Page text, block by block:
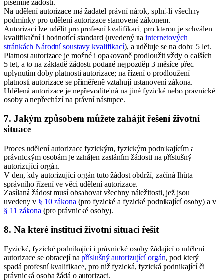
písemné žádosti.
Na udělení autorizace má žadatel právní nárok, splní-li všechny
podmínky pro udělení autorizace stanovené zákonem.
Autorizaci lze udělit pro profesní kvalifikaci, pro kterou je schválen
kvalifikační i hodnotící standard (uvedený na internetových
stránkách Národní soustavy kvalifikací), a uděluje se na dobu 5 let.
Platnost autorizace je možné i opakovaně prodloužit vždy o dalších
5 let, a to na základě žádosti podané nejpozději 3 měsíce před
uplynutím doby platnosti autorizace; na řízení o prodloužení
platnosti autorizace se přiměřeně vztahují ustanovení zákona.
Udělená autorizace je nepřevoditelná na jiné fyzické nebo právnické
osoby a nepřechází na právní nástupce.
7. Jakým způsobem můžete zahájit řešení životní
situace
Proces udělení autorizace fyzickým, fyzickým podnikajícím a
právnickým osobám je zahájen zasláním žádosti na příslušný
autorizující orgán.
V den, kdy autorizující orgán tuto žádost obdrží, začíná lhůta
správního řízení ve věci udělení autorizace.
Zasílaná žádost musí obsahovat všechny náležitosti, jež jsou
uvedeny v § 10 zákona (pro fyzické a fyzické podnikající osoby) a v
§ 11 zákona (pro právnické osoby).
8. Na které instituci životní situaci řešit
Fyzické, fyzické podnikající i právnické osoby žádající o udělení
autorizace se obracejí na příslušný autorizující orgán, pod který
spadá profesní kvalifikace, pro niž fyzická, fyzická podnikající či
právnická osoba žádá o autorizaci.